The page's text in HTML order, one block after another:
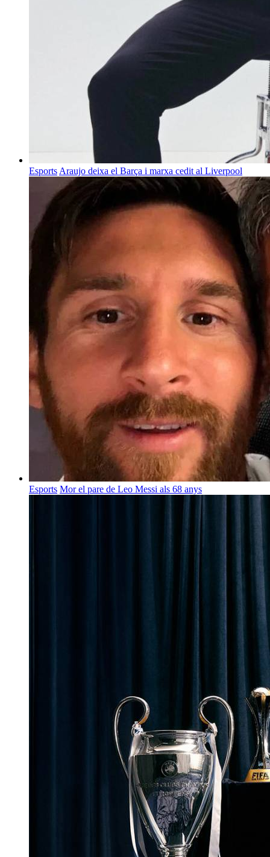
Esports Araujo deixa el Barça i marxa cedit al Liverpool
Esports Mor el pare de Leo Messi als 68 anys